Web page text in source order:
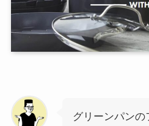
グリーンパンの